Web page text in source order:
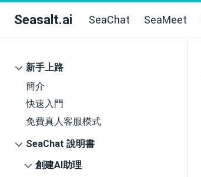
Seasalt.ai SeaChat SeaMeet
新手上路
簡介
快速入門
免費真人客服模式
SeaChat 說明書
創建AI助理